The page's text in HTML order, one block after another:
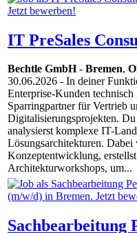
IT PreSales
Bechtle GmbH- Bremen,
30.06.2026 - In deiner
Enterprise-Kunden technisch
Sparringpartner für Vertrieb
Digitalisierungsprojekten.
analysierst komplexe IT-
Lösungsarchitekturen.
Konzeptentwicklung,
Architekturworkshops, um...
Sachbearbeitung